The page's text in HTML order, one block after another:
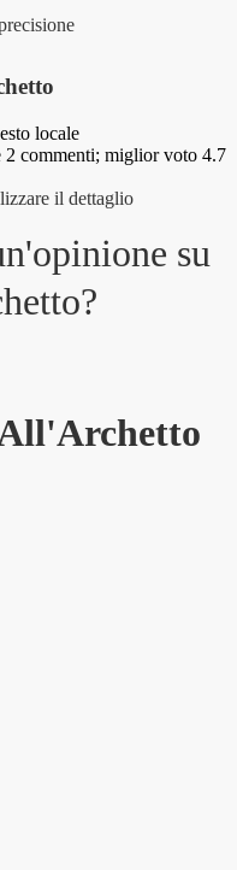
locale
2 commenti; miglior voto 4.7
il dettaglio
su
?